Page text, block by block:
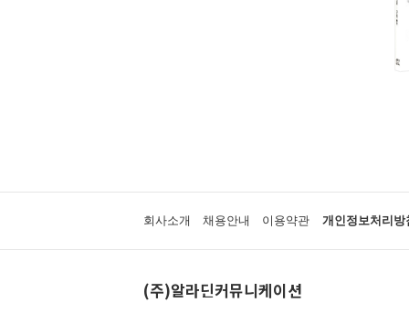
회사소개 채용안내 이용약관 개인정보처리방
(주)알라딘커뮤니케이션